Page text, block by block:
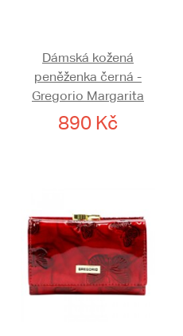
Dámská kožená
peněženka černá -
Gregorio Margarita
890 Kč